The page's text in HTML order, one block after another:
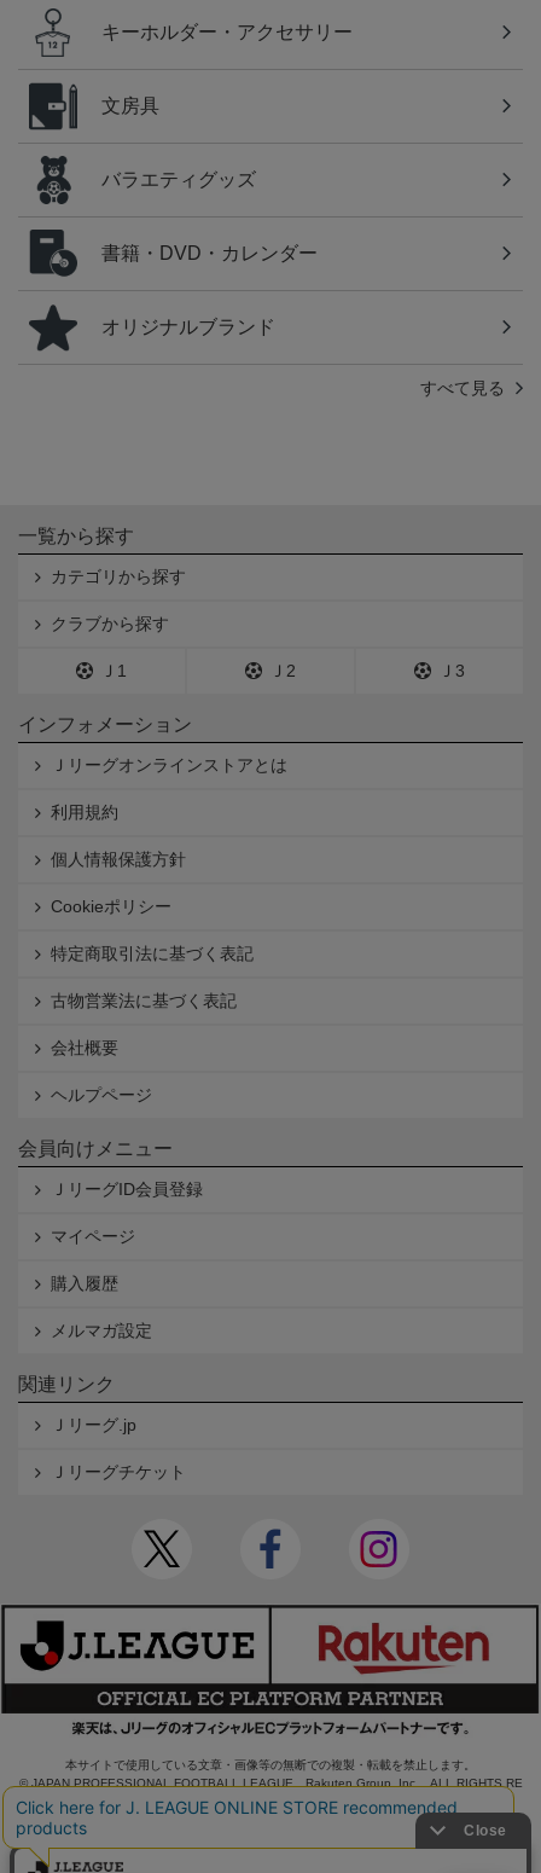
キーホルダー・アクセサリー
文房具
バラエティグッズ
書籍・DVD・カレンダー
オリジナルブランド
すべて見る
一覧から探す
カテゴリから探す
クラブから探す
Ｊ1 Ｊ2 Ｊ3
インフォメーション
Ｊリーグオンラインストアとは
利用規約
個人情報保護方針
Cookieポリシー
特定商取引法に基づく表記
古物営業法に基づく表記
会社概要
ヘルプページ
会員向けメニュー
ＪリーグID会員登録
マイページ
購入履歴
メルマガ設定
関連リンク
Ｊリーグ.jp
Ｊリーグチケット
本サイトで使用している文章・画像等の無断での複製・転載を禁止します。
© JAPAN PROFESSIONAL FOOTBALL LEAGUE Rakuten Group, Inc. ALL RIGHTS RE
SERVED.